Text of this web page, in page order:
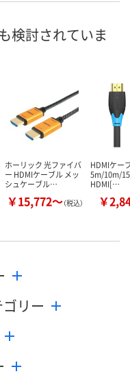
カ
検討されていま
ホーリック 光ファイバ
ー HDMIケーブル メッ
シュケーブル…
￥15,772～（税込）
HDMIケー
5m/10m/
HDMI[…
￥
リー